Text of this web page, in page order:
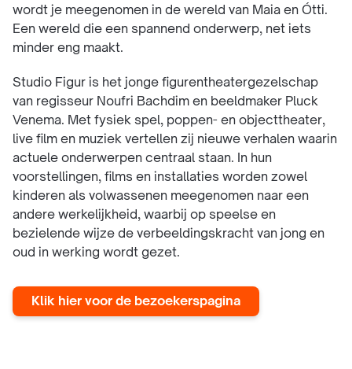
wordt je meegenomen in de wereld van Maia en Ótti.
Een wereld die een spannend onderwerp, net iets
minder eng maakt.
Studio Figur is het jonge figurentheatergezelschap
van regisseur Noufri Bachdim en beeldmaker Pluck
Venema. Met fysiek spel, poppen- en objecttheater,
live film en muziek vertellen zij nieuwe verhalen waarin
actuele onderwerpen centraal staan. In hun
voorstellingen, films en installaties worden zowel
kinderen als volwassenen meegenomen naar een
andere werkelijkheid, waarbij op speelse en
bezielende wijze de verbeeldingskracht van jong en
oud in werking wordt gezet.
Klik hier voor de bezoekerspagina